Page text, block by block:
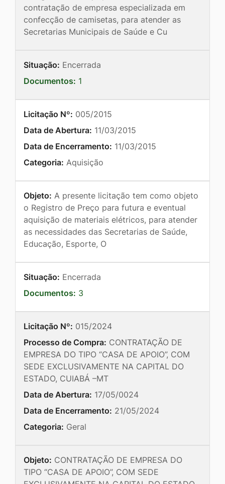
contratação de empresa especializada em
confecção de camisetas, para atender as
Secretarias Municipais de Saúde e Cu
Situação: Encerrada
Documentos: 1
Licitação Nº: 005/2015
Data de Abertura: 11/03/2015
Data de Encerramento: 11/03/2015
Categoria: Aquisição
Objeto: A presente licitação tem como objeto
o Registro de Preço para futura e eventual
aquisição de materiais elétricos, para atender
as necessidades das Secretarias de Saúde,
Educação, Esporte, O
Situação: Encerrada
Documentos: 3
Licitação Nº: 015/2024
Processo de Compra: CONTRATAÇÃO DE
EMPRESA DO TIPO “CASA DE APOIO”, COM
SEDE EXCLUSIVAMENTE NA CAPITAL DO
ESTADO, CUIABÁ –MT
Data de Abertura: 17/05/0024
Data de Encerramento: 21/05/2024
Categoria: Geral
Objeto: CONTRATAÇÃO DE EMPRESA DO
TIPO “CASA DE APOIO”, COM SEDE